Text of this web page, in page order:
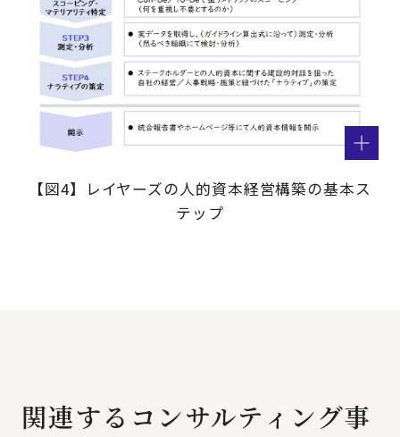
【図4】レイヤーズの人的資本経営構築の基本ス
テップ
関連するコンサルティング事